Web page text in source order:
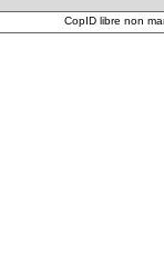
CopID libre non